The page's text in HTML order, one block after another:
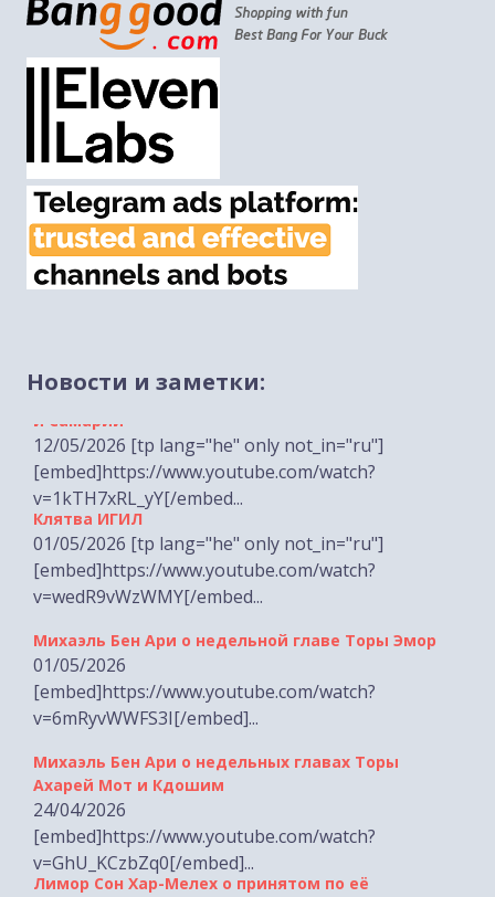
Новости и заметки:
12/05/2026 [tp lang="he" only not_in="ru"]
v=1kTH7xRL_yY[/embed...
Клятва ИГИЛ
01/05/2026 [tp lang="he" only not_in="ru"]
[embed]https://www.youtube.com/watch?
v=wedR9vWzWMY[/embed...
Михаэль Бен Ари о недельной главе Торы Эмор
01/05/2026
[embed]https://www.youtube.com/watch?
v=6mRyvWWFS3I[/embed]...
Михаэль Бен Ари о недельных главах Торы
Ахарей Мот и Кдошим
24/04/2026
[embed]https://www.youtube.com/watch?
v=GhU_KCzbZq0[/embed]...
Лимор Сон Хар-Мелех о принятом по её
инициативе законе о смертной казни для
террористов